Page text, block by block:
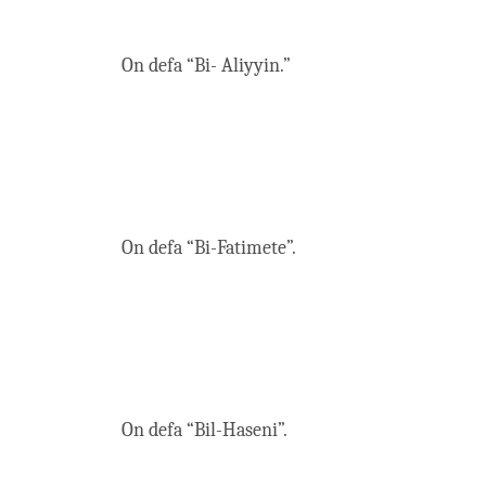
On defa “Bi- Aliyyin.”
On defa “Bi-Fatimete”.
On defa “Bil-Haseni”.